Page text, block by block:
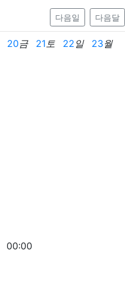
다음일 다음달
20금 21토 22 일 23월
00:00